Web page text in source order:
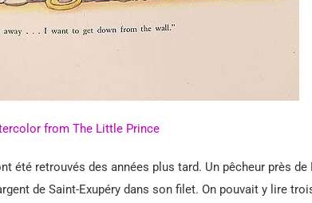
from The Little Prince
été retrouvés des années plus tard. Un pêcheur près
de Saint-Exupéry dans son filet. On pouvait y lire